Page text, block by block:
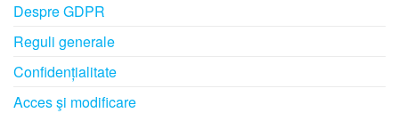
Despre GDPR
Reguli generale
Confidențialitate
Acces şi modificare